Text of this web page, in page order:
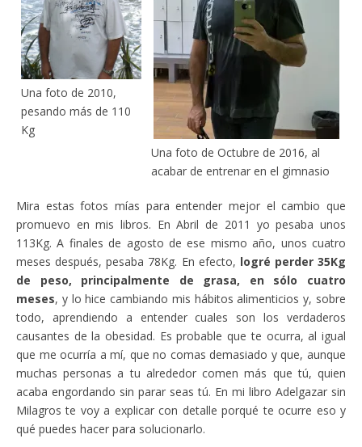
Una foto de 2010,
pesando más de 110
Kg
Una foto de Octubre de 2016, al
acabar de entrenar en el gimnasio
Mira estas fotos mías para entender mejor el cambio que
promuevo en mis libros. En Abril de 2011 yo pesaba unos
113Kg. A finales de agosto de ese mismo año, unos cuatro
meses después, pesaba 78Kg. En efecto, logré perder 35Kg
de peso, principalmente de grasa, en sólo cuatro
meses, y lo hice cambiando mis hábitos alimenticios y, sobre
todo, aprendiendo a entender cuales son los verdaderos
causantes de la obesidad. Es probable que te ocurra, al igual
que me ocurría a mí, que no comas demasiado y que, aunque
muchas personas a tu alrededor comen más que tú, quien
acaba engordando sin parar seas tú. En mi libro Adelgazar sin
Milagros te voy a explicar con detalle porqué te ocurre eso y
qué puedes hacer para solucionarlo.